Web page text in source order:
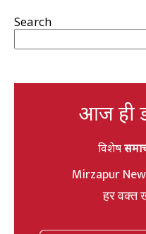
Search
आज ही
विशेष
Mirzapur
हर वक्त